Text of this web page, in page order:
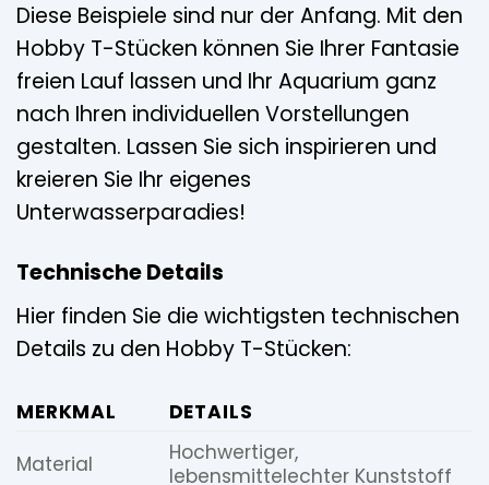
Diese Beispiele sind nur der Anfang. Mit den
Hobby T-Stücken können Sie Ihrer Fantasie
freien Lauf lassen und Ihr Aquarium ganz
nach Ihren individuellen Vorstellungen
gestalten. Lassen Sie sich inspirieren und
kreieren Sie Ihr eigenes
Unterwasserparadies!
Technische Details
Hier finden Sie die wichtigsten technischen
Details zu den Hobby T-Stücken:
MERKMAL
DETAILS
Material
Hochwertiger,
lebensmittelechter Kunststoff